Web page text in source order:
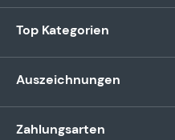
Top Kategorien
Auszeichnungen
Zahlungsarten